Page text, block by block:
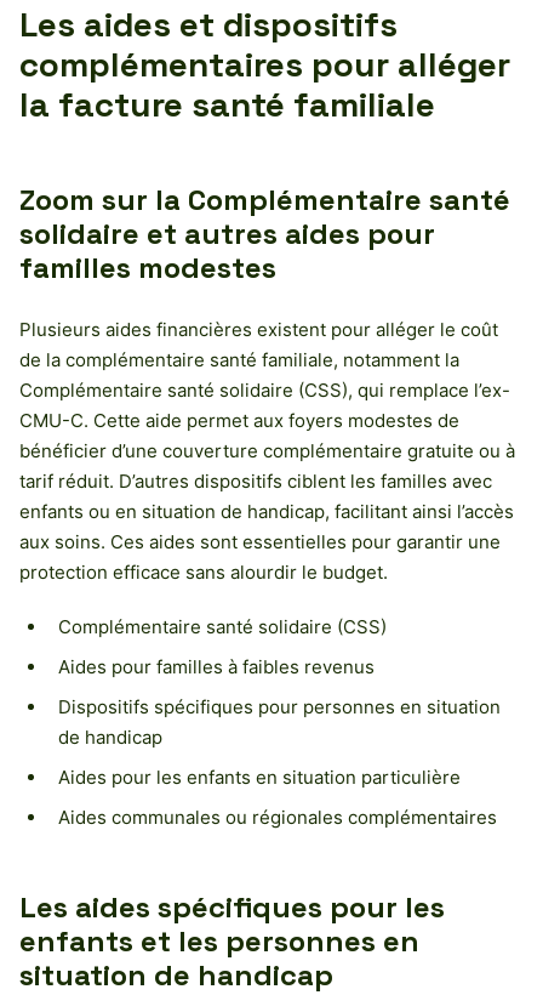
Les aides et dispositifs
complémentaires pour alléger
la facture santé familiale
Zoom sur la Complémentaire santé
solidaire et autres aides pour
familles modestes
Plusieurs aides financières existent pour alléger le coût
de la complémentaire santé familiale, notamment la
Complémentaire santé solidaire (CSS), qui remplace l’ex-
CMU-C. Cette aide permet aux foyers modestes de
bénéficier d’une couverture complémentaire gratuite ou à
tarif réduit. D’autres dispositifs ciblent les familles avec
enfants ou en situation de handicap, facilitant ainsi l’accès
aux soins. Ces aides sont essentielles pour garantir une
protection efficace sans alourdir le budget.
Complémentaire santé solidaire (CSS)
Aides pour familles à faibles revenus
Dispositifs spécifiques pour personnes en situation
de handicap
Aides pour les enfants en situation particulière
Aides communales ou régionales complémentaires
Les aides spécifiques pour les
enfants et les personnes en
situation de handicap